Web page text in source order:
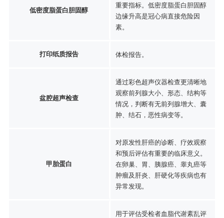
低密度脂蛋白胆固醇
重要指标。低密度脂蛋白胆固醇
边缘升高是冠心病直接危险因
素。
打印纸质报告 体检报告。
盆腔超声检查
通过彩色超声仪器检查更清晰地
观察前列腺大小、形态、结构等
情况，判断有无前列腺增大、囊
肿、结石，恶性病变等。
甲胎蛋白
对原发性肝癌的诊断、疗效观察
和预后评估有重要的临床意义。
在卵巢、胃、胰腺癌、睾丸癌等
肿瘤及肝炎、肝硬化等疾病也有
异常发现。
用于评估受检者血脂代谢紊乱评